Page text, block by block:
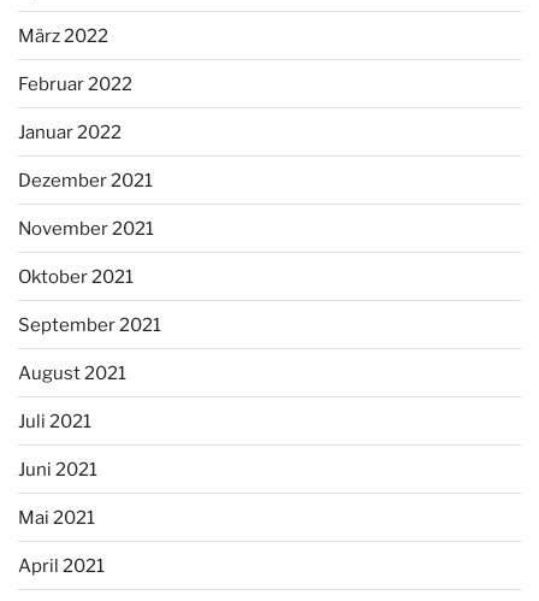
März 2022
Februar 2022
Januar 2022
Dezember 2021
November 2021
Oktober 2021
September 2021
August 2021
Juli 2021
Juni 2021
Mai 2021
April 2021